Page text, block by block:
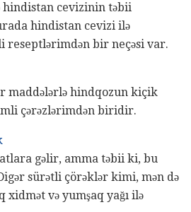
hindistan cevizinin təbii
hindistan cevizi ilə
reseptlərimdən bir neçəsi var.
maddələrlə hindqozun kiçik
çərəzlərimdən biridir.
gəlir, amma təbii ki, bu
sürətli çörəklər kimi, mən də
xidmət və yumşaq yağı ilə